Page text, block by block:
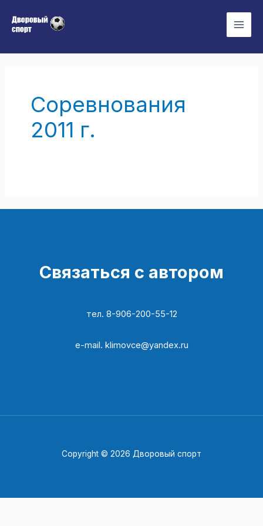
Main
Соревнования
2011 г.
Связаться с автором
тел. 8-906-200-55-12​
e-mail. klimovce@yandex.ru​
Copyright © 2026 Дворовый спорт